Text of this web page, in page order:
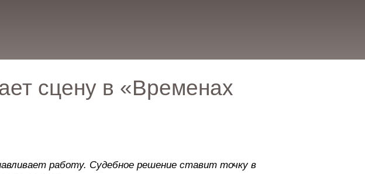
сцену в «Временах
работу. Судебное решение ставит точку в